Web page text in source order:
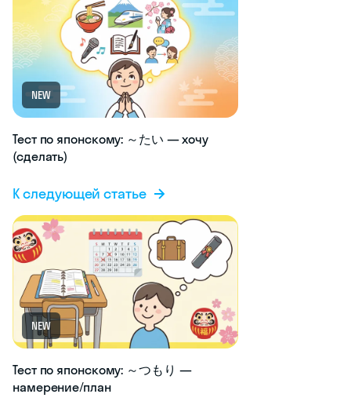
NEW
Тест по японскому: ～たい — хочу
(сделать)
К следующей статье
NEW
Тест по японскому: ～つもり —
намерение/план